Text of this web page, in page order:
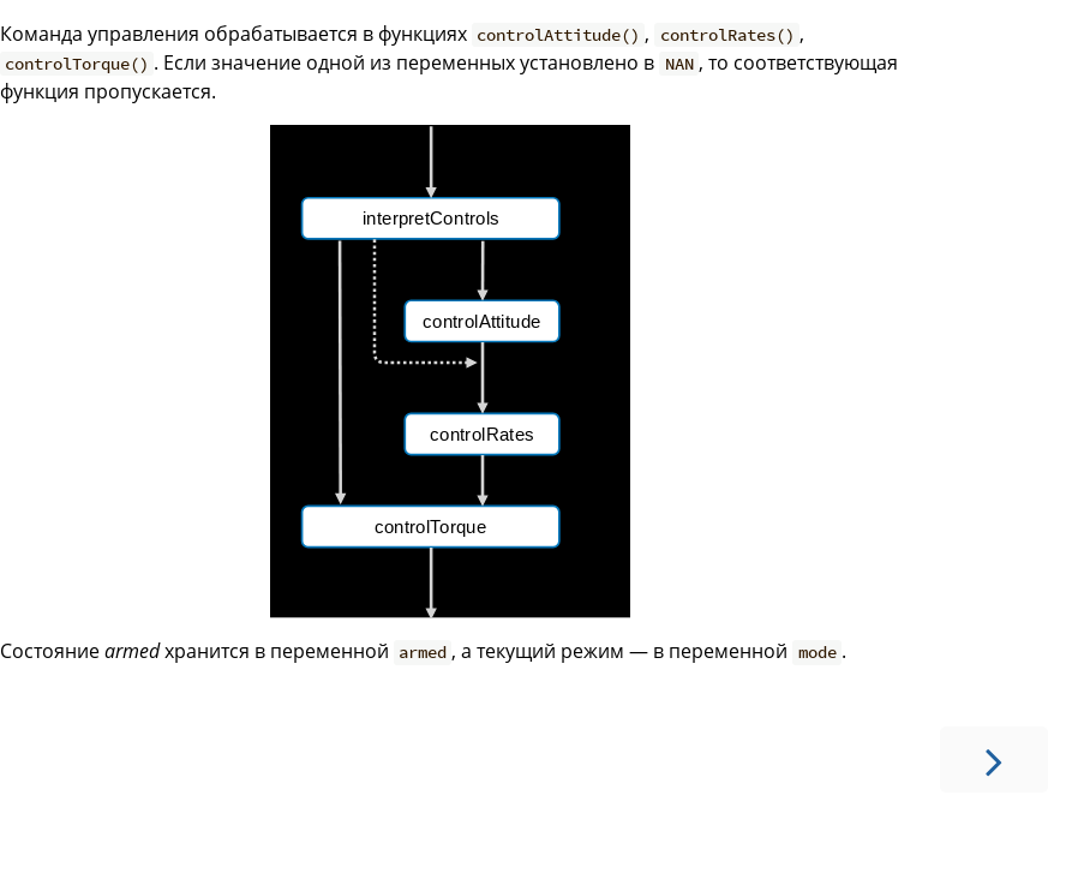
Команда управления обрабатывается в функциях controlAttitude() , controlRates() ,
controlTorque() . Если значение одной из переменных установлено в NAN , то соответствующая
функция пропускается.
Состояниеarmedхранится в переменной armed , а текущий режим — в переменной mode .